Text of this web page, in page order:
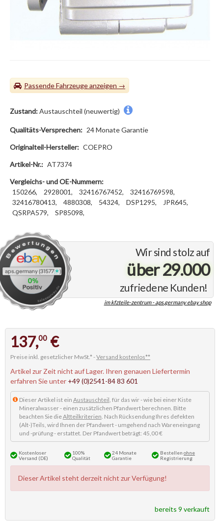
Passende Fahrzeuge
Wir sind stolz auf
über 29.000
zufriedene Kunden!
im kfzteile-zentrum - aps.germany ebay shop
Zustand:Austauschteil (neuwertig)
Qualitäts-Versprechen: 24 Monate Garantie
Originalteil-Hersteller: COEPRO
Artikel-Nr.: AT7374
Vergleichs- und OE-Nummern:
150266,
2928001, 32416767452,
32416769598,
32416780413,
4880308, 54324, DSP1295,
JPR645,
QSRPA579,
SP85098,
137,00 €
Preise inkl. gesetzlicher MwSt.* -Versand kostenlos**
Artikel zur Zeit nicht auf Lager. Ihren genauen Liefertermin
erfahren Sie unter +49 (0)2541-84 83 601
Dieser Artikel ist ein Austauschteil, für das wir - wie bei einer Kiste
Mineralwasser - einen zusätzlichen Pfandwert berechnen. Bitte
beachten Sie dieAltteilkriterien. Nach Rücksendung Ihres defekten
(Alt-)Teils, wird Ihnen der Pfandwert - umgehend nach Wareneingang
und -prüfung - erstattet. Der Pfandwert beträgt: 45,00 €
Kostenloser
Versand (DE)
100%
Qualität
24 Monate
Garantie
Bestellen ohne
Registrierung
Dieser Artikel steht derzeit nicht zur Verfügung!
bereits 9 verkauft